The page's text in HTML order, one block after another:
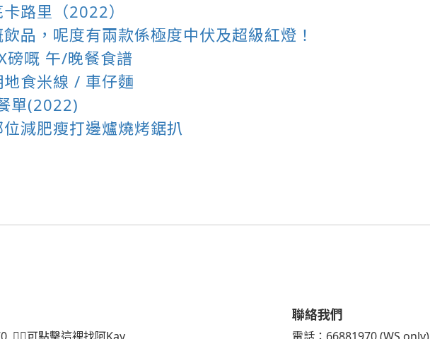
路里（2022）
品，呢度有兩款係極度中伏及超級紅燈！
磅嘅 午/晚餐食譜
食米線 / 車仔麵
單(2022)
減肥瘦打邊爐燒烤鋸扒
聯絡我們